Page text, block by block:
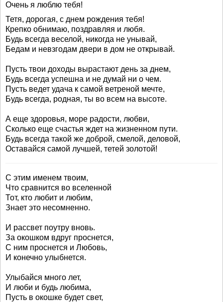
Очень я люблю тебя!
Тетя, дорогая, с днем рождения тебя!
Крепко обнимаю, поздравляя и любя.
Будь всегда веселой, никогда не унывай,
Бедам и невзгодам двери в дом не открывай.
Пусть твои доходы вырастают день за днем,
Будь всегда успешна и не думай ни о чем.
Пусть ведет удача к самой ветреной мечте,
Будь всегда, родная, ты во всем на высоте.
А еще здоровья, море радости, любви,
Сколько еще счастья ждет на жизненном пути.
Будь всегда такой же доброй, смелой, деловой,
Оставайся самой лучшей, тетей золотой!
С этим именем твоим,
Что сравнится во вселенной
Тот, кто любит и любим,
Знает это несомненно.
И рассвет поутру вновь.
За окошком вдруг проснется,
С ним проснется и Любовь,
И конечно улыбнется.
Улыбайся много лет,
И люби и будь любима,
Пусть в окошке будет свет,